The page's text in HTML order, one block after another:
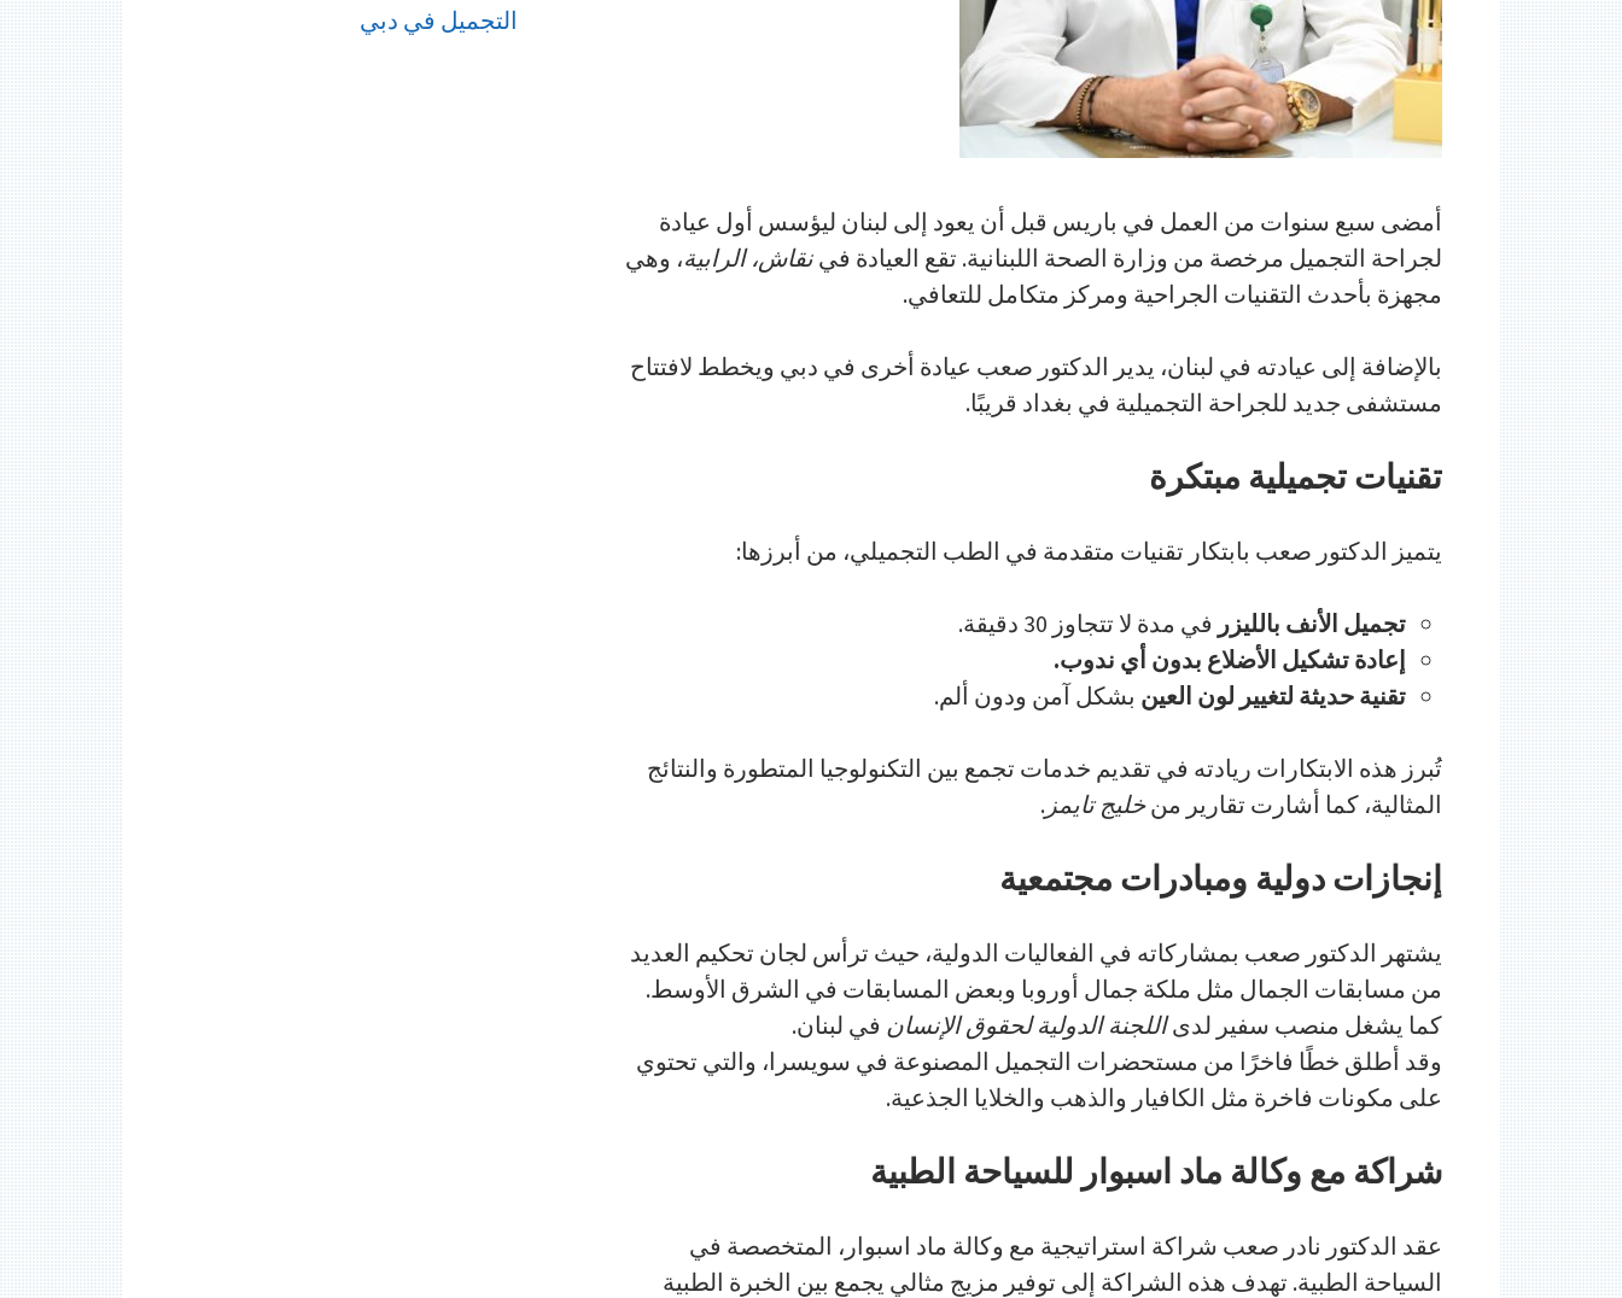
أمضى سبع سنوات من العمل في باريس قبل أن يعود إلى لبنان ليؤسس أول عيادة
لجراحة التجميل مرخصة من وزارة الصحة اللبنانية. تقع العيادة فينقاش، الرابية، وهي
مجهزة بأحدث التقنيات الجراحية ومركز متكامل للتعافي.
بالإضافة إلى عيادته في لبنان، يدير الدكتور صعب عيادة أخرى في دبي ويخطط لافتتاح
مستشفى جديد للجراحة التجميلية في بغداد قريبًا.
تقنيات تجميلية مبتكرة
يتميز الدكتور صعب بابتكار تقنيات متقدمة في الطب التجميلي، من أبرزها:
تجميل الأنف بالليزر في مدة لا تتجاوز 30 دقيقة.
إعادة تشكيل الأضلاع بدون أي ندوب.
تقنية حديثة لتغيير لون العين بشكل آمن ودون ألم.
تُبرز هذه الابتكارات ريادته في تقديم خدمات تجمع بين التكنولوجيا المتطورة والنتائج
المثالية، كما أشارت تقارير منخليج تايمز.
إنجازات دولية ومبادرات مجتمعية
يشتهر الدكتور صعب بمشاركاته في الفعاليات الدولية، حيث ترأس لجان تحكيم العديد
من مسابقات الجمال مثل ملكة جمال أوروبا وبعض المسابقات في الشرق الأوسط.
كما يشغل منصب سفير لدىاللجنة الدولية لحقوق الإنسان في لبنان.
وقد أطلق خطًا فاخرًا من مستحضرات التجميل المصنوعة في سويسرا، والتي تحتوي
على مكونات فاخرة مثل الكافيار والذهب والخلايا الجذعية.
شراكة مع وكالة ماد اسبوار للسياحة الطبية
عقد الدكتور نادر صعب شراكة استراتيجية مع وكالة ماد اسبوار، المتخصصة في
السياحة الطبية. تهدف هذه الشراكة إلى توفير مزيج مثالي يجمع بين الخبرة الطبية
التجميل في دبي